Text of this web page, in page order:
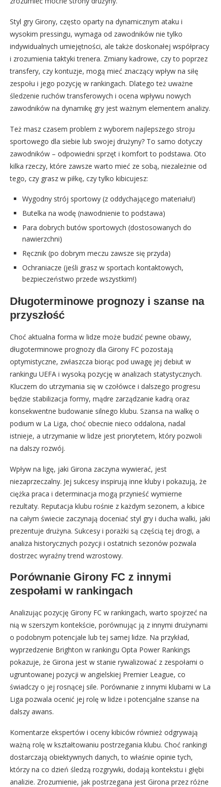
Styl gry Girony, często oparty na dynamicznym ataku i
wysokim pressingu, wymaga od zawodników nie tylko
indywidualnych umiejętności, ale także doskonałej współpracy
i zrozumienia taktyki trenera. Zmiany kadrowe, czy to poprzez
transfery, czy kontuzje, mogą mieć znaczący wpływ na siłę
zespołu i jego pozycję w rankingach. Dlatego też uważne
śledzenie ruchów transferowych i ocena wpływu nowych
zawodników na dynamikę gry jest ważnym elementem analizy.
Też masz czasem problem z wyborem najlepszego stroju
sportowego dla siebie lub swojej drużyny? To samo dotyczy
zawodników – odpowiedni sprzęt i komfort to podstawa. Oto
kilka rzeczy, które zawsze warto mieć ze sobą, niezależnie od
tego, czy grasz w piłkę, czy tylko kibicujesz:
Wygodny strój sportowy (z oddychającego materiału!)
Butelka na wodę (nawodnienie to podstawa)
Para dobrych butów sportowych (dostosowanych do
nawierzchni)
Ręcznik (po dobrym meczu zawsze się przyda)
Ochraniacze (jeśli grasz w sportach kontaktowych,
bezpieczeństwo przede wszystkim!)
Długoterminowe prognozy i szanse na
przyszłość
Choć aktualna forma w lidze może budzić pewne obawy,
długoterminowe prognozy dla Girony FC pozostają
optymistyczne, zwłaszcza biorąc pod uwagę jej debiut w
rankingu UEFA i wysoką pozycję w analizach statystycznych.
Kluczem do utrzymania się w czołówce i dalszego progresu
będzie stabilizacja formy, mądre zarządzanie kadrą oraz
konsekwentne budowanie silnego klubu. Szansa na walkę o
podium w La Liga, choć obecnie nieco oddalona, nadal
istnieje, a utrzymanie w lidze jest priorytetem, który pozwoli
na dalszy rozwój.
Wpływ na ligę, jaki Girona zaczyna wywierać, jest
niezaprzeczalny. Jej sukcesy inspirują inne kluby i pokazują, że
ciężka praca i determinacja mogą przynieść wymierne
rezultaty. Reputacja klubu rośnie z każdym sezonem, a kibice
na całym świecie zaczynają doceniać styl gry i ducha walki, jaki
prezentuje drużyna. Sukcesy i porażki są częścią tej drogi, a
analiza historycznych pozycji i ostatnich sezonów pozwala
dostrzec wyraźny trend wzrostowy.
Porównanie Girony FC z innymi
zespołami w rankingach
Analizując pozycję Girony FC w rankingach, warto spojrzeć na
nią w szerszym kontekście, porównując ją z innymi drużynami
o podobnym potencjale lub tej samej lidze. Na przykład,
wyprzedzenie Brighton w rankingu Opta Power Rankings
pokazuje, że Girona jest w stanie rywalizować z zespołami o
ugruntowanej pozycji w angielskiej Premier League, co
świadczy o jej rosnącej sile. Porównanie z innymi klubami w La
Liga pozwala ocenić jej rolę w lidze i potencjalne szanse na
dalszy awans.
Komentarze ekspertów i oceny kibiców również odgrywają
ważną rolę w kształtowaniu postrzegania klubu. Choć rankingi
dostarczają obiektywnych danych, to właśnie opinie tych,
którzy na co dzień śledzą rozgrywki, dodają kontekstu i głębi
analizie. Zrozumienie, jak postrzegana jest Girona przez różne